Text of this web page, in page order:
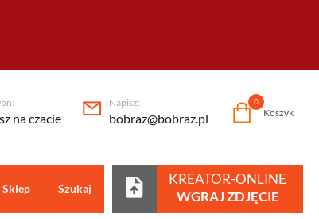
na czacie
Napisz:
bobraz@bobraz.pl Koszyk
0
Sklep Szukaj Centrum pomocy
KREATOR-ONLINE
WGRAJ ZDJĘCIE